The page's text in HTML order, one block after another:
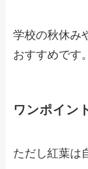
学校の秋休み
おすすめです。
ワンポイン
ただし紅葉は